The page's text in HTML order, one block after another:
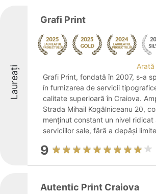
Laureați
Grafi Print
Grafi Print, fondată în 2007, s-a
în furnizarea de servicii
calitate superioară în Craiova.
Strada Mihail Kogălniceanu 20,
menținut constant un nivel ridicat
serviciilor sale, fără a depăși
9
Autentic Print Craiova